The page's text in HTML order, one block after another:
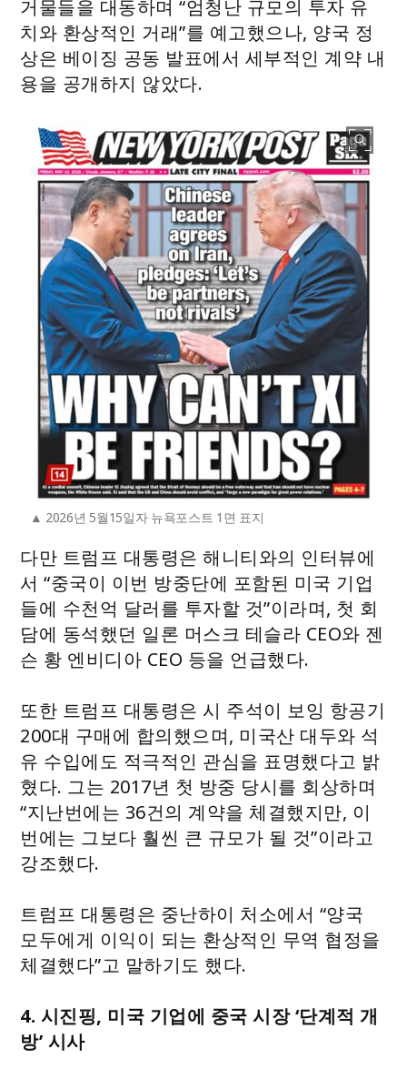
거물들을 대동하며 “엄청난 규모의 투자 유
치와 환상적인 거래”를 예고했으나, 양국 정
상은 베이징 공동 발표에서 세부적인 계약 내
용을 공개하지 않았다.
2026년 5월15일자 뉴욕포스트 1면 표지
다만 트럼프 대통령은 해니티와의 인터뷰에
서 “중국이 이번 방중단에 포함된 미국 기업
들에 수천억 달러를 투자할 것”이라며, 첫 회
담에 동석했던 일론 머스크 테슬라 CEO와 젠
슨 황 엔비디아 CEO 등을 언급했다.
또한 트럼프 대통령은 시 주석이 보잉 항공기
200대 구매에 합의했으며, 미국산 대두와 석
유 수입에도 적극적인 관심을 표명했다고 밝
혔다. 그는 2017년 첫 방중 당시를 회상하며
“지난번에는 36건의 계약을 체결했지만, 이
번에는 그보다 훨씬 큰 규모가 될 것”이라고
강조했다.
트럼프 대통령은 중난하이 처소에서 “양국
모두에게 이익이 되는 환상적인 무역 협정을
체결했다”고 말하기도 했다.
4. 시진핑, 미국 기업에 중국 시장 ‘단계적 개
방’ 시사